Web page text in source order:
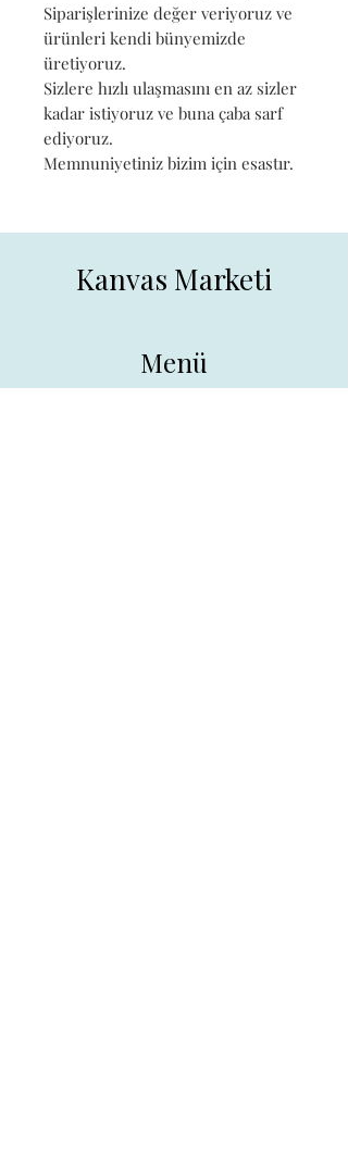
Siparişlerinize değer veriyoruz ve
ürünleri kendi bünyemizde
üretiyoruz.
Sizlere hızlı ulaşmasını en az sizler
kadar istiyoruz ve buna çaba sarf
ediyoruz.
Memnuniyetiniz bizim için esastır.
Kanvas Marketi
Menü